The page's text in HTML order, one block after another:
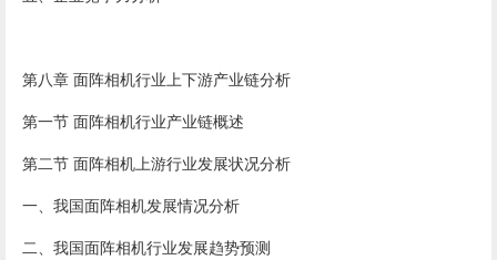
第八章 面阵相机行业上下游产业链分析
第一节 面阵相机行业产业链概述
第二节 面阵相机上游行业发展状况分析
一、我国面阵相机发展情况分析
二、我国面阵相机行业发展趋势预测